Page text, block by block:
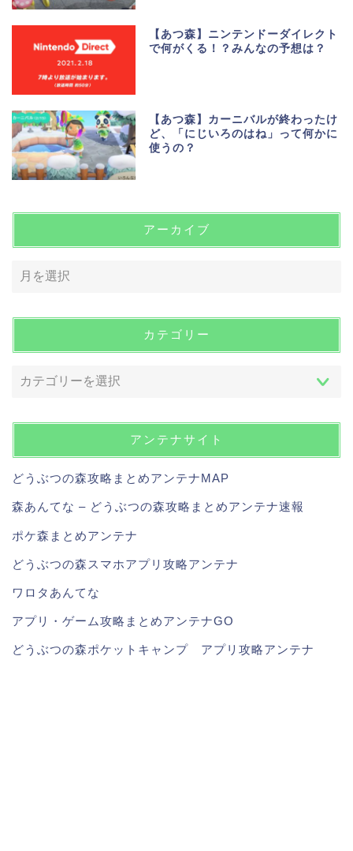
【あつ森】ニンテンドーダイレクト
で何がくる！？みんなの予想は？
【あつ森】カーニバルが終わったけ
ど、「にじいろのはね」って何かに
使うの？
アーカイブ
カテゴリー
アンテナサイト
どうぶつの森攻略まとめアンテナMAP
森あんてな – どうぶつの森攻略まとめアンテナ速報
ポケ森まとめアンテナ
どうぶつの森スマホアプリ攻略アンテナ
ワロタあんてな
アプリ・ゲーム攻略まとめアンテナGO
どうぶつの森ポケットキャンプ アプリ攻略アンテナ